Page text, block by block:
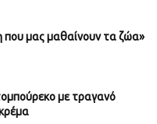
που μας μαθαίνουν τα ζώα»
με τραγανό